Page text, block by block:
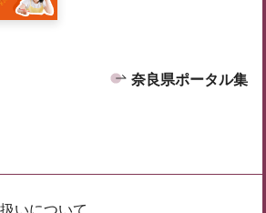
奈良県ポータル集
いについて